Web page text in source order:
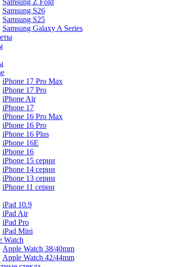
Samsung Z Fold
Samsung S26
Samsung S25
Samsung Galaxy A Series
iPhone 17 Pro Max
iPhone 17 Pro
iPhone Air
iPhone 17
iPhone 16 Pro Max
iPhone 16 Pro
iPhone 16 Plus
iPhone 16E
iPhone 16
iPhone 15 серии
iPhone 14 серии
iPhone 13 серии
iPhone 11 серии
iPad 10.9
iPad Air
iPad Pro
iPad Mini
Watch
Apple Watch 38/40mm
Apple Watch 42/44mm